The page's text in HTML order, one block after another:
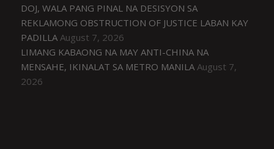
DOJ, WALA PANG PINAL NA DESISYON SA
REKLAMONG OBSTRUCTION OF JUSTICE LABAN KAY
PADILLA August 7, 2026
LIMANG KABAONG NA MAY ANTI-CHINA NA
MENSAHE, IKINALAT SA METRO MANILA August 7,
2026